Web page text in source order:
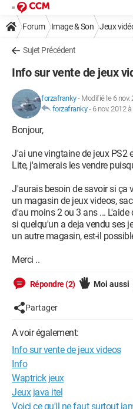
Forum Image & Son Jeux
Sujet Précédent
Info sur vente de jeux
forzafranky- Modifié le 6 nov.
forzafranky- 6 nov. 2012
Bonjour,
J'ai une vingtaine de jeux PS2
Lite, j'aimerais les vendre
J'aurais besoin de savoir si ça
un magasin de jeux videos,
d'au moins 2 ou 3 ans ...
si quelqu'un a deja vendu ses
un autre magasin, est-il
Merci ..
Répondre (2) Moi aussi
Partager
A voir également:
Info sur vente de jeux videos
Info
Waptrick jeux
Jeux java itel
Voici ce qu'il ne faut surtout